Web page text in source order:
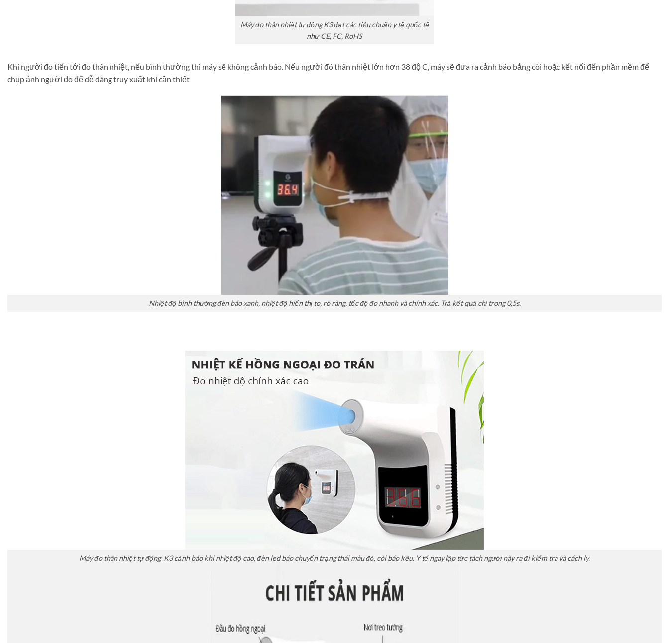
Máy đo thân nhiệt tự động K3 đạt các tiêu chuẩn y tế quốc tế
như CE, FC, RoHS
Khi người đo tiến tới đo thân nhiệt, nếu bình thường thì máy sẽ không cảnh báo. Nếu người đó thân nhiệt lớn hơn 38 độ C, máy sẽ đưa ra cảnh báo bằng còi hoặc kết nối đến phần mềm để
chụp ảnh người đo để dễ dàng truy xuất khi cần thiết
Nhiệt độ bình thường đèn báo xanh, nhiệt độ hiển thị to, rõ ràng, tốc độ đo nhanh và chính xác. Trả kết quả chỉ trong 0,5s.
Máy đo thân nhiệt tự động K3 cảnh báo khi nhiệt độ cao, đèn led báo chuyển trạng thái màu đỏ, còi báo kêu. Y tế ngay lập tức tách người này ra đi kiểm tra và cách ly.